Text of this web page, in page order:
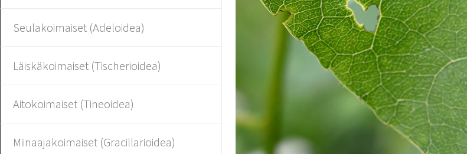
Seulakoimaiset (Adeloidea)
Läiskäkoimaiset (Tischerioidea)
Aitokoimaiset (Tineoidea)
Miinaajakoimaiset (Gracillarioidea)